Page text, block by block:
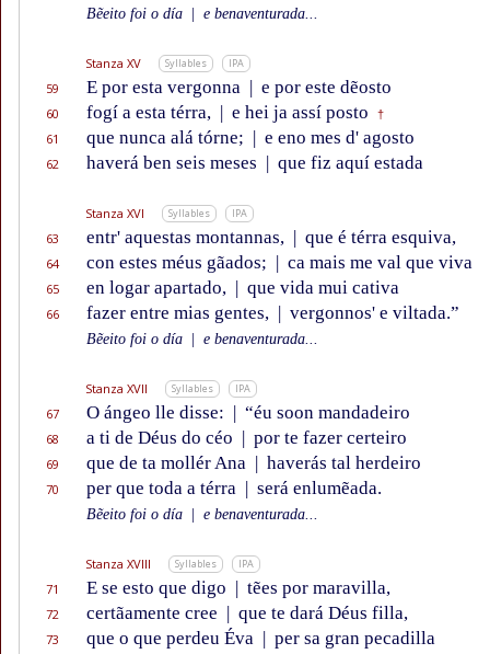
Bẽeito foi o día e benaventurada...
Stanza XV Syllables IPA
59 E por esta vergonna | e por este dẽosto
60 fogí a esta térra, | e hei ja assí posto †
61 que nunca alá tórne; | e eno mes d' agosto
62 haverá ben seis meses | que fiz aquí estada
Stanza XVI Syllables IPA
63 entr' aquestas montannas, | que é térra esquiva,
64 con estes méus gãados; | ca mais me val que viva
65 en logar apartado, | que vida mui cativa
66 fazer entre mias gentes, | vergonnos' e viltada.”
Bẽeito foi o día e benaventurada...
Stanza XVII Syllables IPA
67 O ángeo lle disse: | “éu soon mandadeiro
68 a ti de Déus do céo | por te fazer certeiro
69 que de ta mollér Ana | haverás tal herdeiro
70 per que toda a térra | será enlumẽada.
Bẽeito foi o día e benaventurada...
Stanza XVIII Syllables IPA
71 E se esto que digo | tẽes por maravilla,
72 certãamente cree | que te dará Déus filla,
73 que o que perdeu Éva | per sa gran pecadilla